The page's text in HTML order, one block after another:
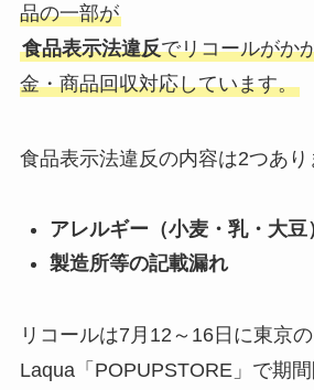
品の一部が
食品表示法違反でリコールがか
金・商品回収対応しています。
食品表示法違反の内容は2つあり
アレルギー（小麦・乳・大豆
製造所等の記載漏れ
リコールは7月12～16日に東京の
Laqua「POPUPSTORE」で期